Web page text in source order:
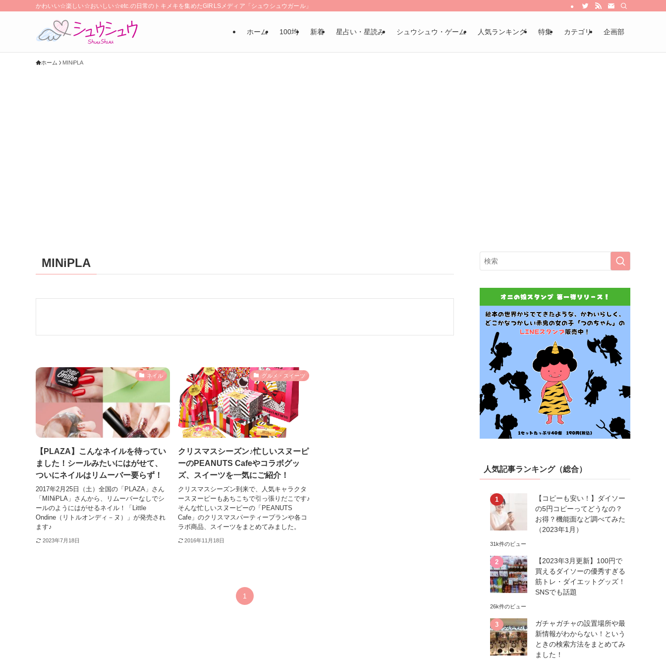
かわいい☆楽しい☆おいしい☆etc.の日常のトキメキを集めたGIRLSメディア「シュウシュウガール」
ホーム 100均 新着 星占い・星読み シュウシュウ・ゲーム 人気ランキング 特集 カテゴリ 企画部
ホーム MINiPLA
MINiPLA
ネイル
【PLAZA】こんなネイルを待ってい
ました！シールみたいにはがせて、
ついにネイルはリムーバー要らず！
2017年2月25日（土）全国の「PLAZA」さん
「MINiPLA」さんから、リムーバーなしでシ
ールのようにはがせるネイル！「Little
Ondine（リトルオンディ－ヌ）」が発売され
ます♪
2023年7月18日
グルメ・スイーツ
クリスマスシーズン♪忙しいスヌーピ
ーのPEANUTS Cafeやコラボグッ
ズ、スイーツを一気にご紹介！
クリスマスシーズン到来で、人気キャラクタ
ースヌーピーもあちこちで引っ張りだこです♪
そんな忙しいスヌーピーの「PEANUTS
Cafe」のクリスマスパーティープランや各コ
ラボ商品、スイーツをまとめてみました。
2016年11月18日
1
人気記事ランキング（総合）
【コピーも安い！】ダイソー
の5円コピーってどうなの？
お得？機能面など調べてみた
（2023年1月）
31k件のビュー
【2023年3月更新】100円で
買えるダイソーの優秀すぎる
筋トレ・ダイエットグッズ！
SNSでも話題
26k件のビュー
ガチャガチャの設置場所や最
新情報がわからない！という
ときの検索方法をまとめてみ
ました！